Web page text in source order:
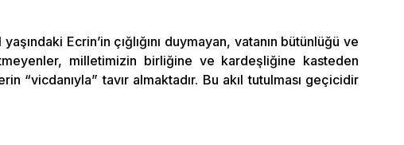
Ecrin’in çığlığını duymayan, vatanın bütünlüğü ve
milletimizin birliğine ve kardeşliğine kasteden
“vicdanıyla” tavır almaktadır. Bu akıl tutulması geçicidir